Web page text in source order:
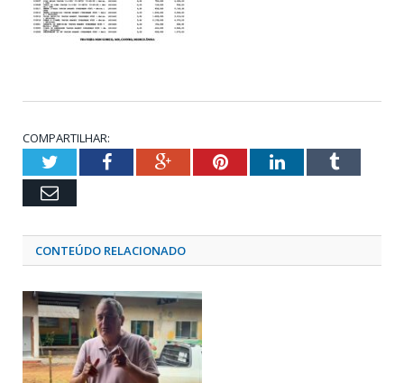
COMPARTILHAR:
TwitterFacebookGoogle+PinterestLinkedInTumblr
Email
CONTEÚDO RELACIONADO